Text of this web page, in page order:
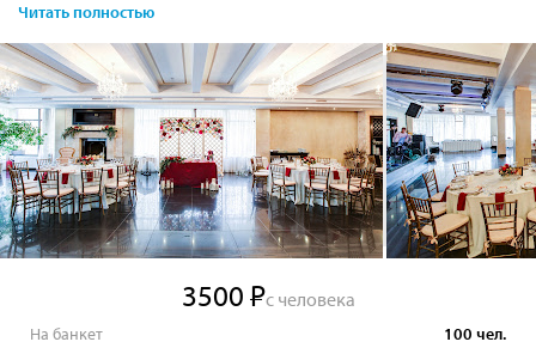
Читать полностью
3500 с человека
На банкет 100 чел.